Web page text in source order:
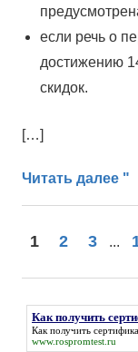
если речь о
достижению
скидок.
[…]
Читать далее "
1 2 3 ...
Как получить
Как получить
www.rospromtest.ru